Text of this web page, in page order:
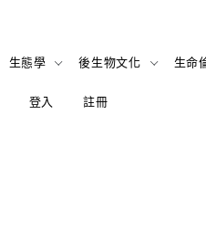
生態學 後生物文化 生命
登入 註冊